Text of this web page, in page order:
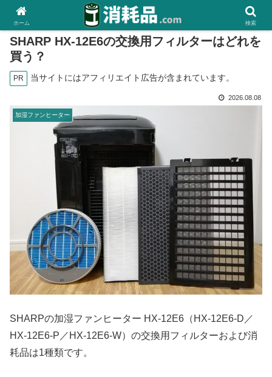
SHARP HX-12E6の交換用フィルターはどれを
買う？
PR 当サイトにはアフィリエイト広告が含まれています。
2026.08.08
加湿ファンヒーター
SHARPの加湿ファンヒーター HX-12E6（HX-12E6-D／
HX-12E6-P／HX-12E6-W）の交換用フィルターおよび消
耗品は1種類です。
ホーム 検索